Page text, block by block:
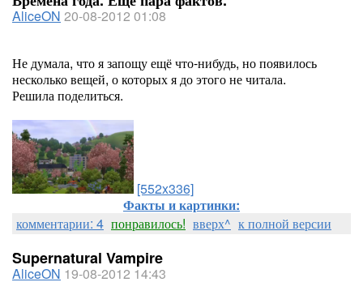
AliceON 20-08-2012 01:08
Не думала, что я запощу ещё что-нибудь, но появилось
несколько вещей, о которых я до этого не читала.
Решила поделиться.
[552x336]
Факты и картинки:
комментарии: 4 понравилось! вверх^ к полной версии
Supernatural Vampire
AliceON 19-08-2012 14:43